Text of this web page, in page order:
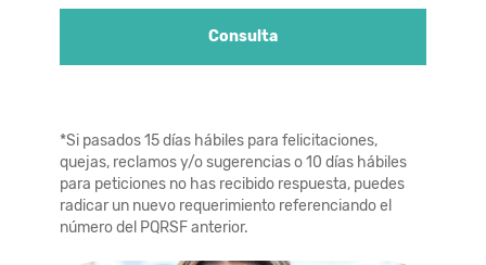
Consulta
*Si pasados 15 días hábiles para felicitaciones,
quejas, reclamos y/o sugerencias o 10 días hábiles
para peticiones no has recibido respuesta, puedes
radicar un nuevo requerimiento referenciando el
número del PQRSF anterior.